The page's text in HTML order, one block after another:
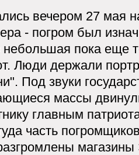
вечером 27 мая
- погром был
пока еще
Люди держали
Под звуки
массы
главным
часть